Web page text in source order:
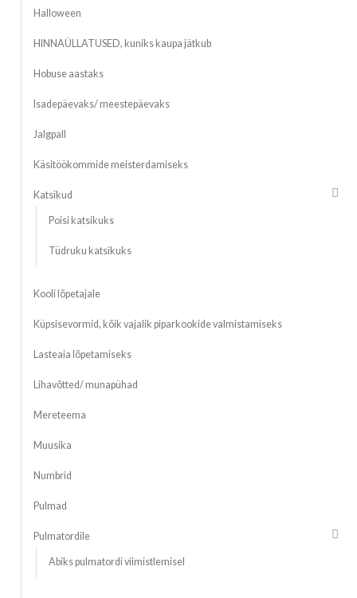
Halloween
HINNAÜLLATUSED, kuniks kaupa jätkub
Hobuse aastaks
Isadepäevaks/ meestepäevaks
Jalgpall
Käsitöökommide meisterdamiseks
Katsikud
Poisi katsikuks
Tüdruku katsikuks
Kooli lõpetajale
Küpsisevormid, kõik vajalik piparkookide valmistamiseks
Lasteaia lõpetamiseks
Lihavõtted/ munapühad
Mereteema
Muusika
Numbrid
Pulmad
Pulmatordile
Abiks pulmatordi viimistlemisel